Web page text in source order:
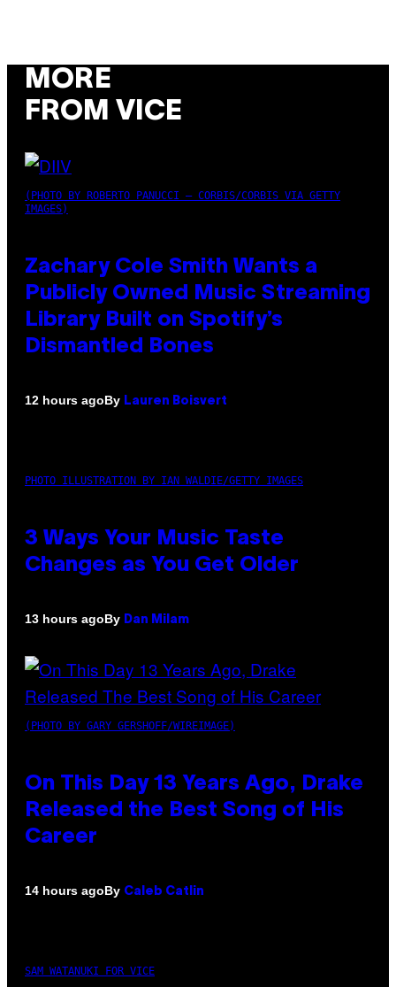
MORE
FROM VICE
(PHOTO BY ROBERTO PANUCCI – CORBIS/CORBIS VIA GETTY
IMAGES)
Zachary Cole Smith Wants a
Publicly Owned Music Streaming
Library Built on Spotify’s
Dismantled Bones
12 hours agoBy Lauren Boisvert
PHOTO ILLUSTRATION BY IAN WALDIE/GETTY IMAGES
3 Ways Your Music Taste
Changes as You Get Older
13 hours agoBy Dan Milam
(PHOTO BY GARY GERSHOFF/WIREIMAGE)
On This Day 13 Years Ago, Drake
Released the Best Song of His
Career
14 hours agoBy Caleb Catlin
SAM WATANUKI FOR VICE